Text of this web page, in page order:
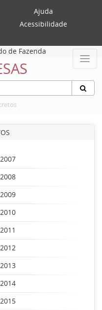
Ajuda
Acessibilidade
de Fazenda